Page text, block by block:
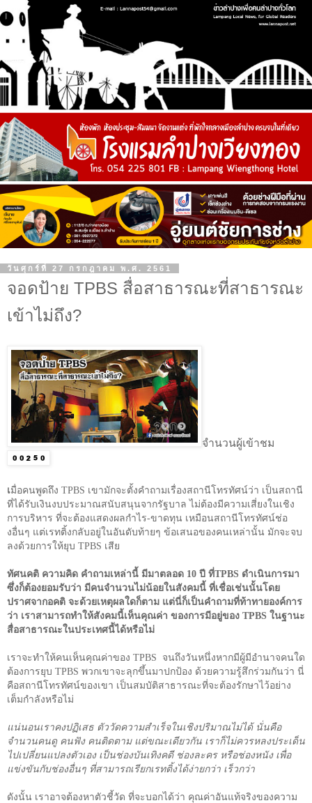
วันศุกร์ที่ 27 กรกฎาคม พ.ศ. 2561
จอดป้าย TPBS สื่อสาธารณะที่สาธารณะ
เข้าไม่ถึง?
จำนวนผู้เข้าชม
เมื่อคนพูดถึง TPBS เขามักจะตั้งคำถามเรื่องสถานีโทรทัศน์ว่า เป็นสถานี
ที่ได้รับเงินงบประมาณสนับสนุนจากรัฐบาล ไม่ต้องมีความเสี่ยงในเชิง
การบริหาร ที่จะต้องแสดงผลกำไร-ขาดทุน เหมือนสถานีโทรทัศน์ช่อ
งอื่นๆ แต่เรทติ้งกลับอยู่ในอันดับท้ายๆ ข้อเสนอของคนเหล่านั้น มักจะจบ
ลงด้วยการให้ยุบ TPBS เสีย
ทัศนคติ ความคิด คำถามเหล่านี้ มีมาตลอด 10 ปี ที่TPBS ดำเนินการมา
ซึ่งก็ต้องยอมรับว่า มีคนจำนวนไม่น้อยในสังคมนี้ ที่เชื่อเช่นนั้นโดย
ปราศจากอคติ จะด้วยเหตุผลใดก็ตาม แต่นี่ก็เป็นคำถามที่ท้าทายองค์การ
ว่า เราสามารถทำให้สังคมนี้เห็นคุณค่า ของการมีอยู่ของ TPBS ในฐานะ
สื่อสาธารณะในประเทศนี้ได้หรือไม่
เราจะทำให้คนเห็นคุณค่าของ TPBS
จนถึงวันหนึ่งหากมีผู้มีอำนาจคนใด
ต้องการยุบ TPBS พวกเขาจะลุกขึ้นมาปกป้อง ด้วยความรู้สึกร่วมกันว่า นี่
คือสถานีโทรทัศน์ของเขา เป็นสมบัติสาธารณะที่จะต้องรักษาไว้อย่าง
เต็มกำลังหรือไม่
แน่นอนเราคงปฏิเสธ ตัววัดความสำเร็จในเชิงปริมาณไม่ได้ นั่นคือ
จำนวนคนดู คนฟัง คนติดตาม แต่ขณะเดียวกัน เราก็ไม่ควรหลงประเด็น
ไปเปลี่ยนแปลงตัวเอง เป็นช่องบันเทิงคดี ช่องละคร หรือช่องหนัง เพื่อ
แข่งขันกับช่องอื่นๆ ที่สามารถเรียกเรทติ้งได้ง่ายกว่า เร็วกว่า
ดังนั้น เราอาจต้องหาตัวชี้วัด ที่จะบอกได้ว่า คุณค่าอันแท้จริงของความ